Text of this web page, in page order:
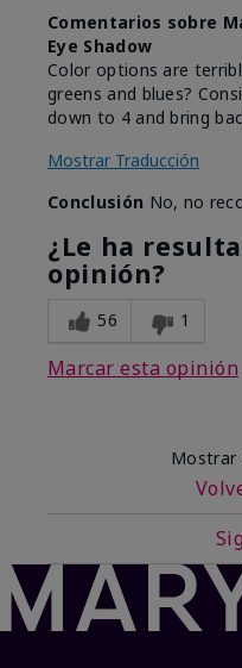
Comentarios sobre
Eye Shadow
Color options are
greens and blues?
down to 4 and bring
Mostrar Traducción
Conclusión No, no
¿Le ha
opinión?
56 1
Marcar esta opinión
Mostrar